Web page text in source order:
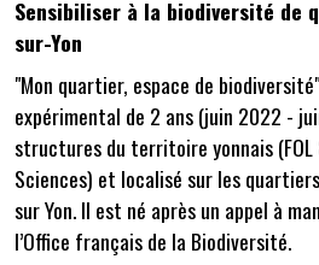
Sensibiliser à la biodiversité de
sur-Yon
"Mon quartier, espace de
expérimental de 2 ans (juin 2022 -
structures du territoire yonnais (FOL
Sciences) et localisé sur les
sur Yon. Il est né après un appel à
l’Office français de la Biodiversité.